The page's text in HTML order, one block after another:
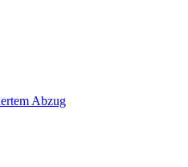
Abzug